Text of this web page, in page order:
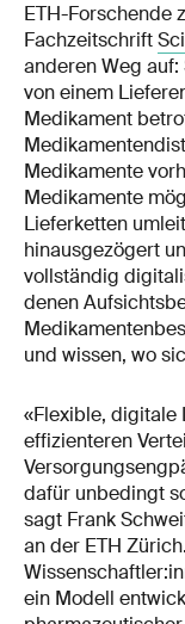
ETH-Forschende
Fachzeitschrift
anderen Weg
von einem
Medikament
Medikamente
Medikamente
Lieferketten
hinausgezögert
vollständig
denen
und wissen, wo
«Flexible, digitale
effizienteren
dafür unbedingt
sagt Frank
an der ETH
ein Modell